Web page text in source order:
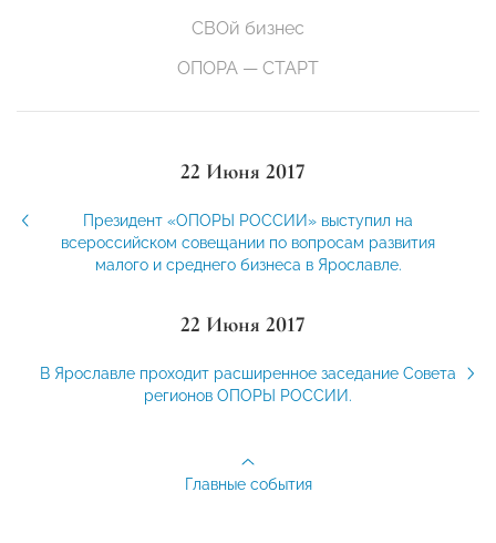
СВОй бизнес
ОПОРА — СТАРТ
22 Июня 2017
Президент «ОПОРЫ РОССИИ» выступил на
всероссийском совещании по вопросам развития
малого и среднего бизнеса в Ярославле.
22 Июня 2017
В Ярославле проходит расширенное заседание Совета
регионов ОПОРЫ РОССИИ.
Главные события